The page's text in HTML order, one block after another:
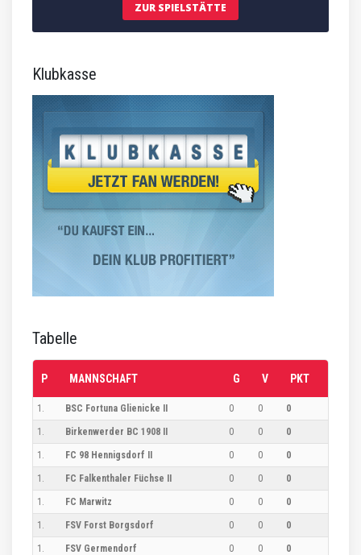
ZUR SPIELSTÄTTE
Klubkasse
Tabelle
P MANNSCHAFT G V PKT
1. BSC Fortuna Glienicke II 0 0 0
1. Birkenwerder BC 1908 II 0 0 0
1. FC 98 Hennigsdorf II 0 0 0
1. FC Falkenthaler Füchse II 0 0 0
1. FC Marwitz 0 0 0
1. FSV Forst Borgsdorf 0 0 0
1. FSV Germendorf 0 0 0